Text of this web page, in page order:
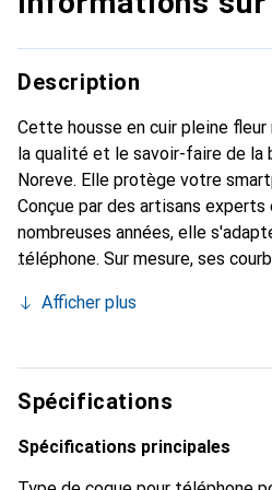
Description
Cette housse en cuir pleine
la qualité et le savoir-faire de la
Noreve. Elle protège votre
Conçue par des artisans
nombreuses années, elle
téléphone. Sur mesure, ses
et indispensable de votre
marque Noreve est un choix sûr
exigeante.
Afficher plus
Spécifications
Spécifications principales